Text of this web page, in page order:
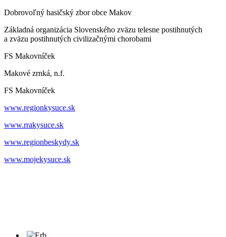
Dobrovoľný hasičský zbor obce Makov
Základná organizácia Slovenského zväzu telesne postihnutých
a zväzu postihnutých civilizačnými chorobami
FS Makovníček
Makové zrnká, n.f.
FS Makovníček
www.regionkysuce.sk
www.rrakysuce.sk
www.regionbeskydy.sk
www.mojekysuce.sk